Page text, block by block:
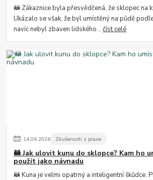
🦝 Zákaznice byla přesvědčená, že sklopec na
Ukázalo se však, že byl umístěný na půdě
navíc nebyl zbaven lidského...číst celé
14.06.2026 Zkušenosti z praxe
🦝 Jak ulovit kunu do sklopce? Kam ho
použít jako návnadu
🦝 Kuna je velmi opatrný a inteligentní škůdce.